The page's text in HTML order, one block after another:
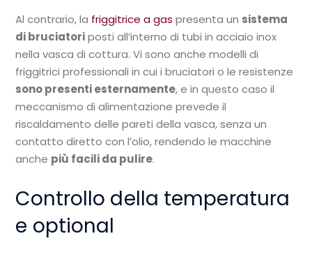
Al contrario, la friggitrice a gas presenta un sistema
di bruciatoriposti all’interno di tubi in acciaio inox
nella vasca di cottura. Vi sono anche modelli di
friggitrici professionali in cui i bruciatori o le resistenze
sono presenti esternamente, e in questo caso il
meccanismo di alimentazione prevede il
riscaldamento delle pareti della vasca, senza un
contatto diretto con l’olio, rendendo le macchine
anche più facili da pulire.
Controllo della temperatura
e optional